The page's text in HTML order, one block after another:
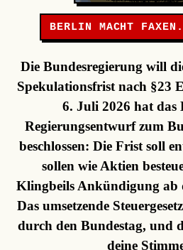
BERLIN MACHT
Die Bundesregierung will
Spekulationsfrist nach §23
6. Juli 2026 hat das
Regierungsentwurf zum
beschlossen: Die Frist soll
sollen wie Aktien
Klingbeils Ankündigung ab
Das umsetzende
durch den Bundestag, und
deine